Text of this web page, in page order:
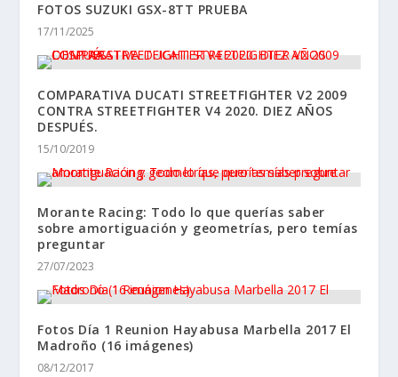
FOTOS SUZUKI GSX-8TT PRUEBA
17/11/2025
COMPARATIVA DUCATI STREETFIGHTER V2 2009
CONTRA STREETFIGHTER V4 2020. DIEZ AÑOS
DESPUÉS.
15/10/2019
Morante Racing: Todo lo que querías saber
sobre amortiguación y geometrías, pero temías
preguntar
27/07/2023
Fotos Día 1 Reunion Hayabusa Marbella 2017 El
Madroño (16 imágenes)
08/12/2017